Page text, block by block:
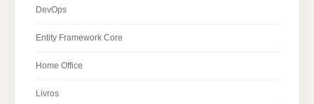
DevOps
Entity Framework Core
Home Office
Livros